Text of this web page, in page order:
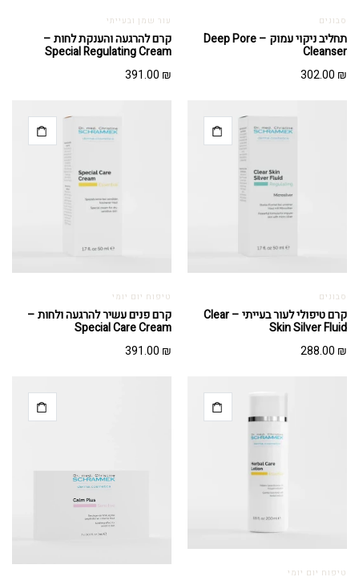
סבונים
תחליב ניקוי עמוק – Deep Pore
Cleanser
302.00 ₪
עור שמן ובעייתי
קרם להרגעה והענקת לחות –
Special Regulating Cream
391.00 ₪
סבונים
קרם טיפולי לעור בעייתי – Clear
Skin Silver Fluid
288.00 ₪
טיפוח יום יומי
קרם פנים עשיר להרגעה ולחות –
Special Care Cream
391.00 ₪
טיפוח יום יומי